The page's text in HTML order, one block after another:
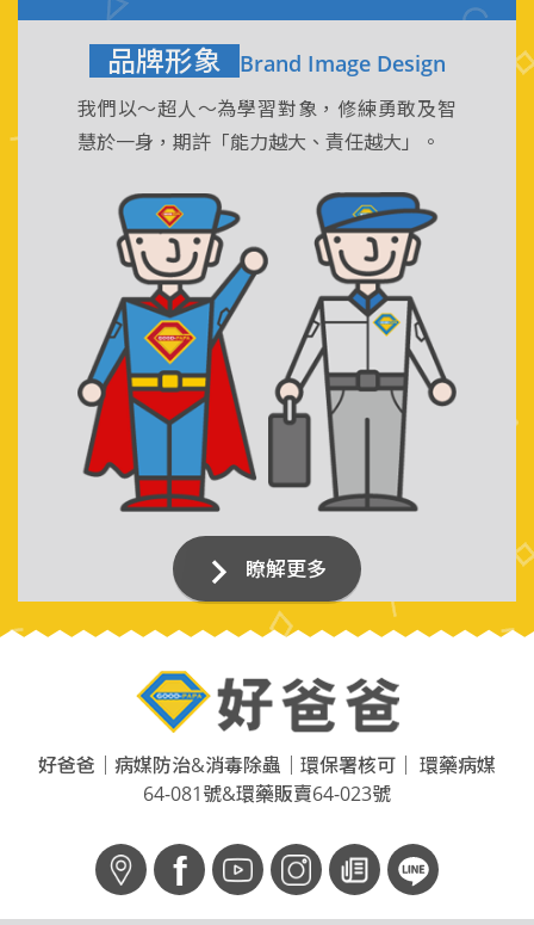
品牌形象 Brand Image Design
我們以～超人～為學習對象，修練勇敢及智
慧於一身，期許「能力越大、責任越大」。
瞭解更多
好爸爸｜病媒防治&消毒除蟲｜環保署核可｜ 環藥病媒
64-081號&環藥販賣64-023號
f